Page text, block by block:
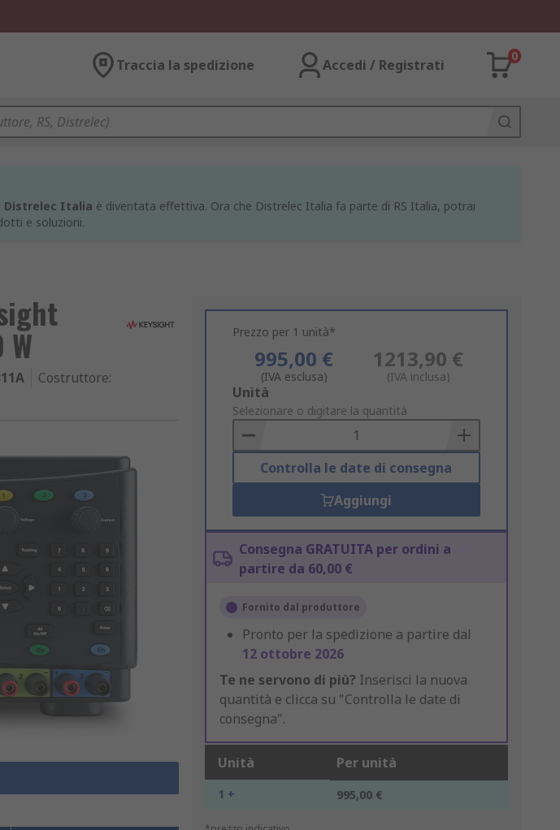
Traccia la spedizione Accedi / Registrati
0
Distrelec Italia è diventata effettiva. Ora che Distrelec Italia fa parte di RS Italia, potrai
e soluzioni.
Costruttore:
Prezzo per 1 unità*
995,00 €
(IVA esclusa)
1213,90 €
(IVA inclusa)
Add
to
Basket
Unità
Selezionare o digitare la quantità
Controlla le date di consegna
Aggiungi
Consegna GRATUITA per ordini a
partire da 60,00 €
Fornito dal produttore
Pronto per la spedizione a partire dal
12 ottobre 2026
Te ne servono di più? Inserisci la nuova
quantità e clicca su "Controlla le date di
consegna".
Unità Per unità
1 + 995,00 €